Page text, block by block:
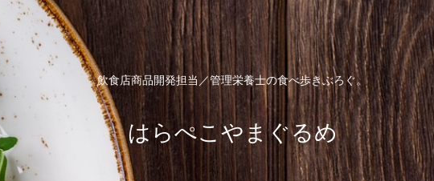
飲食店商品開発担当／管理栄養士の食べ歩きぶろぐ。
はらぺこやまぐるめ